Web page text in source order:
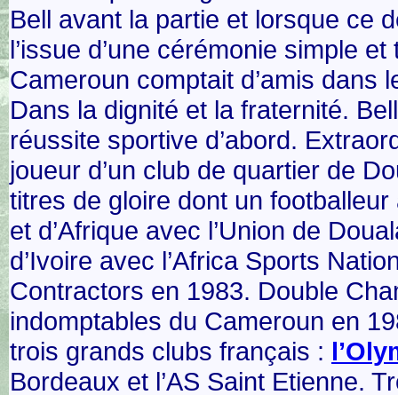
Bell avant la partie et lorsque ce
l’issue d’une cérémonie simple
Cameroun comptait d’amis dans
Dans la dignité et la fraternité.
réussite sportive d’abord.
joueur d’un club de quartier de
titres de gloire dont un
et d’Afrique avec l’Union de
d’Ivoire avec l’Africa Sports
Contractors en 1983. Double
indomptables du Cameroun en
trois grands clubs français :
Bordeaux et l’AS Saint Etienne.